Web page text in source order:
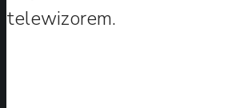
telewizorem.